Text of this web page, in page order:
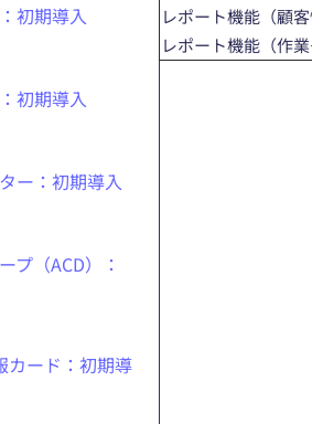
初期導入
初期導入
ー：初期導入
プ（ACD）：
カード：初期導
レポート機能（顧客
レポート機能（作